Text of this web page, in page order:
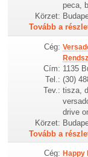
peca,
Körzet:
Tovább a
Cég:
Cím: 1135
Tel.: (30)
Tev.: tisza,
drive
Körzet:
Tovább a
Cég: Happy